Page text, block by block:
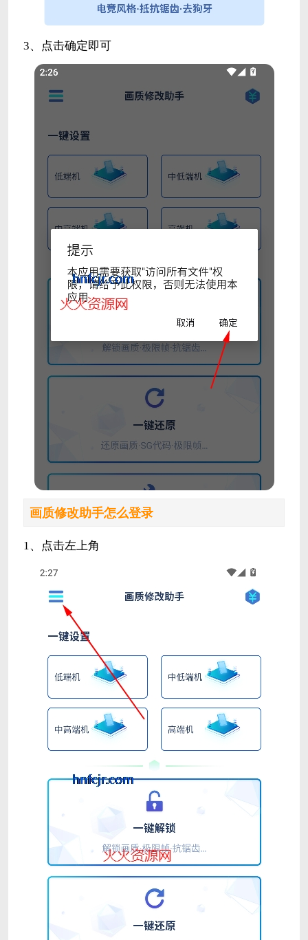
3、点击确定即可
画质修改助手怎么登录
1、点击左上角